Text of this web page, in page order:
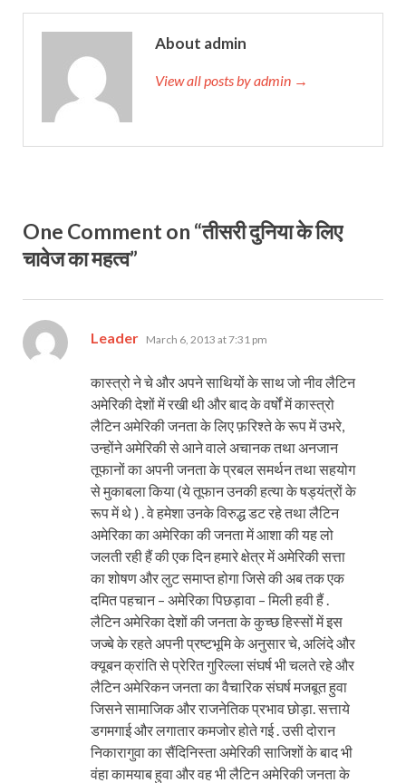
About admin
View all posts by admin →
One Comment on “तीसरी दुनिया के लिए
चावेज का महत्व”
Leader says:
March 6, 2013 at 7:31 pm
कास्त्रो ने चे और अपने साथियों के साथ जो नीव लैटिन
अमेरिकी देशों में रखी थी और बाद के वर्षों में कास्त्रो
लैटिन अमेरिकी जनता के लिए फ़रिश्ते के रूप में उभरे,
उन्होंने अमेरिकी से आने वाले अचानक तथा अनजान
तूफानों का अपनी जनता के प्रबल समर्थन तथा सहयोग
से मुकाबला किया (ये तूफान उनकी हत्या के षड्यंत्रों के
रूप में थे ) . वे हमेशा उनके विरुद्ध डट रहे तथा लैटिन
अमेरिका का अमेरिका की जनता में आशा की यह लो
जलती रही हैं की एक दिन हमारे क्षेत्र में अमेरिकी सत्ता
का शोषण और लुट समाप्त होगा जिसे की अब तक एक
दमित पहचान – अमेरिका पिछड़ावा – मिली हवी हैं .
लैटिन अमेरिका देशों की जनता के कुच्छ हिस्सों में इस
जज्बे के रहते अपनी प्रष्टभूमि के अनुसार चे, अलिंदे और
क्यूबन क्रांति से प्रेरित गुरिल्ला संघर्ष भी चलते रहे और
लैटिन अमेरिकन जनता का वैचारिक संघर्ष मजबूत हुवा
जिसने सामाजिक और राजनेतिक प्रभाव छोड़ा. सत्ताये
डगमगाई और लगातार कमजोर होते गई . उसी दोरान
निकारागुवा का सैंदिनिस्ता अमेरिकी साजिशों के बाद भी
वंहा कामयाब हुवा और वह भी लैटिन अमेरिकी जनता के